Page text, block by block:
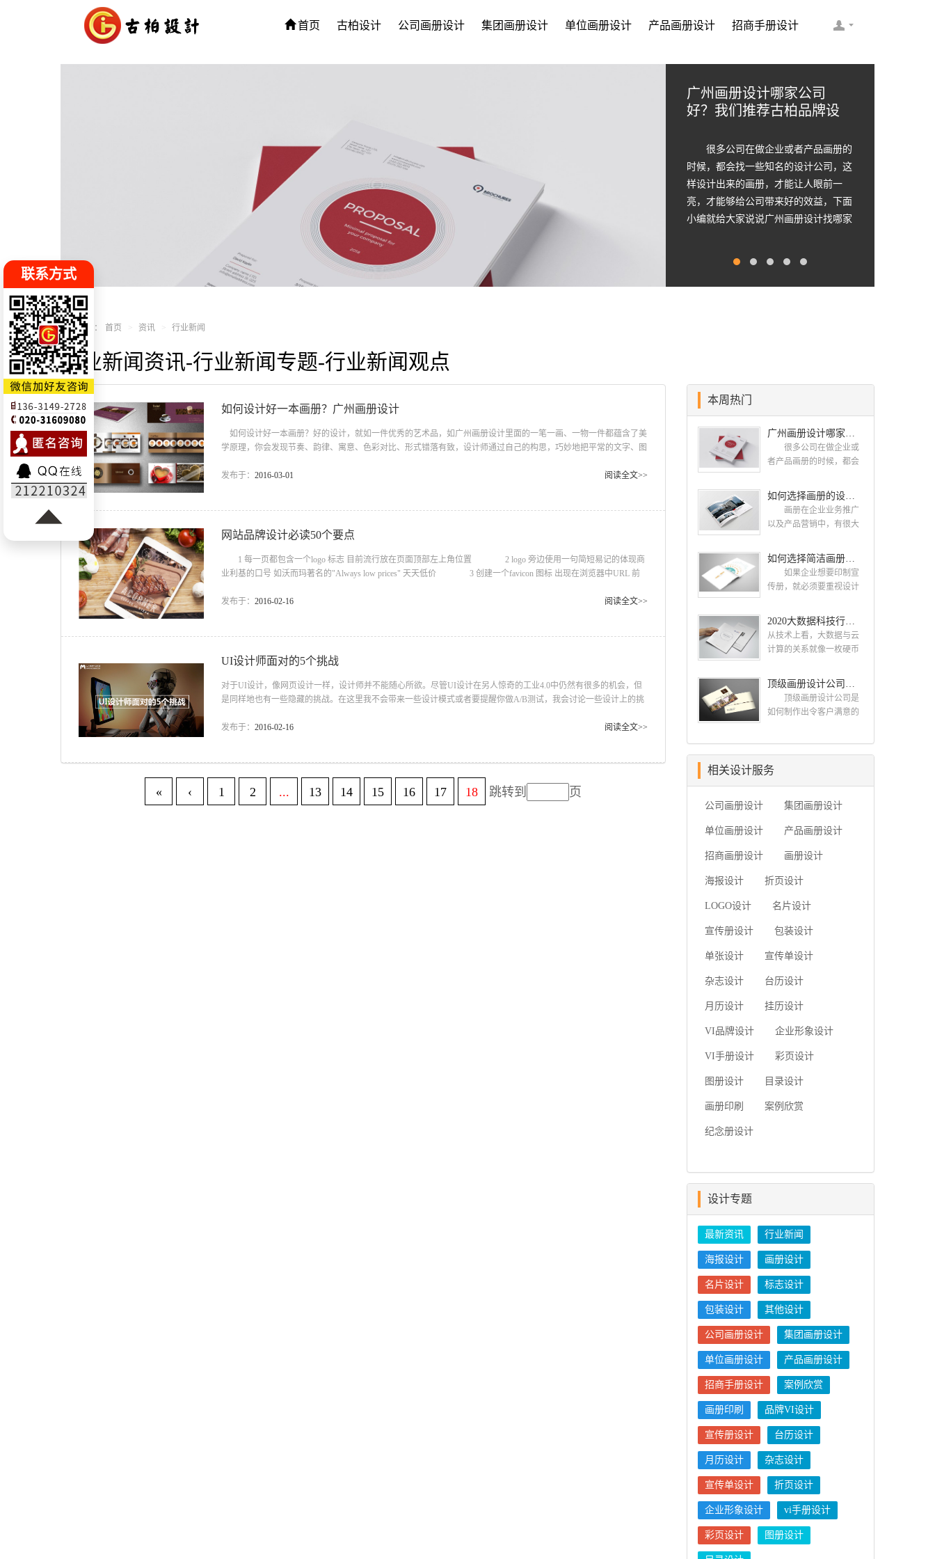
首页 古柏设计 公司画册设计 集团画册设计 单位画册设计 产品画册设计 招商手册设计
广州画册设计哪家公司
好？我们推荐古柏品牌设
很多公司在做企业或者产品画册的
时候，都会找一些知名的设计公司，这
样设计出来的画册，才能让人眼前一
亮，才能够给公司带来好的效益，下面
小编就给大家说说广州画册设计找哪家
是由一群专业、独特的IT精英组成的团
的方法。我们的优势在于我们重视于每
一份业务的设计质量，而不在意业务的
数量多少，提升客户网站形象是我们致
力追求的业务目标。 ...
如何选择画册的设计公司
企业画册的设计步骤是怎
如何选择简洁画册设计公
司 画册设计要遵循哪些原
2020大数据科技行业画册
设计案例欣赏
顶级画册设计公司需要的
九个顶级创意设计
您的位置： 首页 资讯 行业新闻
行业新闻资讯-行业新闻专题-行业新闻观点
如何设计好一本画册？广州画册设计
如何设计好一本画册？好的设计，就如一件优秀的艺术品，如广州画册设计里面的一笔一画、一物一件都蕴含了美
学原理，你会发现节奏、韵律、寓意、色彩对比、形式错落有致，设计师通过自己的构思，巧妙地把平常的文字、图
等； 设计为何物？设计，是商业社会的产物，在看似简单的形式当中，隐含了更多更深层次的意义；设计与美术
发布于： 2016-03-01 阅读全文>>
网站品牌设计必读50个要点
1 每一页都包含一个logo 标志 目前流行放在页面顶部左上角位置 2 logo 旁边使用一句简短易记的体现商
业利基的口号 如沃而玛著名的"Always low prices" 天天低价 3 创建一个favicon 图标 出现在浏览器中URL 前
关于我们 的栏目 其中包含所有与你和业务相关的信息广州网站设计 6 每页底部都加上版权声明 网
发布于： 2016-02-16 阅读全文>>
UI设计师面对的5个挑战
对于UI设计，像网页设计一样，设计师并不能随心所欲。尽管UI设计在另人惊奇的工业4.0中仍然有很多的机会，但
是同样地也有一些隐藏的挑战。在这里我不会带来一些设计模式或者要提醒你做A/B测试，我会讨论一些设计上的挑
的设计趋势并没有终点。在web上，我们有新出现的“汉堡包菜单”icon，幽灵按钮，水平滚动的页面等等。尽管他们
发布于： 2016-02-16 阅读全文>>
« ‹ 1 2 ... 13 14 15 16 17 18 跳转到 页
本周热门
广州画册设计哪家公司好？我们推荐古柏品牌设计
很多公司在做企业或
者产品画册的时候，都会
这样设计出来的画册，才
能让人眼前一亮，才能够
给公司带来好的效益，下
司。 广州画册设计哪
家公司好？本地人都会选
择古柏品牌设计 广州
立于2004年，是由一群专
业、独特的IT精英组成的
团队。一直以来，古柏网
络应用的现状和趋势有很
深的...
如何选择画册的设计公司 企业画册的设计步骤是怎样的
画册在企业业务推广
以及产品营销中，有很大
视画册的设计。接下来古
柏品牌设计就给大家介绍
如何选择画册的设计公
公司 如何选择画册的
设计公司 一，设计水
准，这个可以通过设计公
一下，比如之前是否做过
类似的行业等等 二，
设计价格，设计费这块 整
500元/...
如何选择简洁画册设计公司 画册设计要遵循哪些原则
如果企业想要印制宣
传册，就必须要重视设计
家出色的设计公司。下面
古柏品牌设计就和大家一
同来看看如何选择简洁画
册设计公司 如何选择
简洁画册设计公司
一、看公司背景 互联
企业安全软件，客户们在
招标的过程中可以根据查
良好的企业。此外，投标
公司的...
2020大数据科技行业画册设计案例欣赏
从技术上看，大数据与云
计算的关系就像一枚硬币
大数据必然无法用单台的
计算机进行处理，必须采
用分布式架构。它的特色
托云计算的分布式处理、
虚拟化技术。最近古柏就
接到一项关于大数据科技
行业画册设计项目，下面
小编带来的这组大数据科
欣赏. 2020大数据科技行
顶级画册设计公司需要的九个顶级创意设计
顶级画册设计公司是
如何制作出令客户满意的
设计，让你的公司制作出
优秀精彩令客户满意的画
十个顶级创意设计一：在
开始之前了解你的目
的 当您在考虑如何设
计宣传册时，首先要问客
本宣传册。然后让他们确
只是想要一个，因为他们
如果他们为你提出了一个
简要...
相关设计服务
公司画册设计 集团画册设计
单位画册设计 产品画册设计
招商画册设计 画册设计
海报设计 折页设计
LOGO设计 名片设计
宣传册设计 包装设计
单张设计 宣传单设计
杂志设计 台历设计
月历设计 挂历设计
VI品牌设计 企业形象设计
VI手册设计 彩页设计
图册设计 目录设计
画册印刷 案例欣赏
纪念册设计
设计专题
最新资讯 行业新闻
海报设计 画册设计
名片设计 标志设计
包装设计 其他设计
公司画册设计 集团画册设计
单位画册设计 产品画册设计
招商手册设计 案例欣赏
画册印刷 品牌VI设计
宣传册设计 台历设计
月历设计 杂志设计
宣传单设计 折页设计
企业形象设计 vi手册设计
彩页设计 图册设计
联系方式